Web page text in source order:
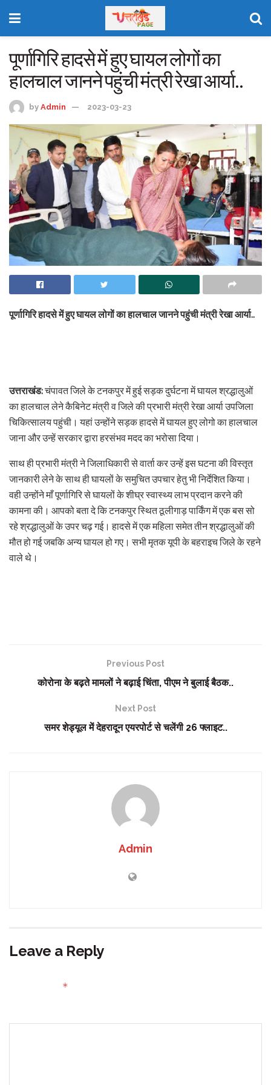
पूर्णागिरि हादसे में हुए घायल लोगों का
हालचाल जानने पहुंची मंत्री रेखा आर्या..
by Admin 2023-03-23
पूर्णागिरि हादसे में हुए घायल लोगों का हालचाल जानने पहुंची मंत्री रेखा आर्या..
उत्तराखंड:चंपावत जिले के टनकपुर में हुई सड़क दुर्घटना में घायल श्रद्धालुओं
का हालचाल लेने कैबिनेट मंत्री व जिले की प्रभारी मंत्री रेखा आर्या उपजिला
चिकित्सालय पहुंची। यहां उन्होंने सड़क हादसे में घायल हुए लोगो का हालचाल
जाना और उन्हें सरकार द्वारा हरसंभव मदद का भरोसा दिया।
साथ ही प्रभारी मंत्री ने जिलाधिकारी से वार्ता कर उन्हें इस घटना की विस्तृत
जानकारी लेने के साथ ही घायलों के समुचित उपचार हेतु भी निर्देशित किया।
वही उन्होंने माँ पूर्णागिरि से घायलों के शीघ्र स्वास्थ्य लाभ प्रदान करने की
कामना की। आपको बता दे कि टनकपुर स्थित ठूलीगाड़ पार्किंग में एक बस सो
रहे श्रद्धालुओं के उपर चढ़ गई। हादसे में एक महिला समेत तीन श्रद्धालुओं की
मौत हो गई जबकि अन्य घायल हो गए। सभी मृतक यूपी के बहराइच जिले के रहने
वाले थे।
Previous Post
कोरोना के बढ़ते मामलों ने बढ़ाई चिंता, पीएम ने बुलाई बैठक..
Next Post
समर शेड्यूल में देहरादून एयरपोर्ट से चलेंगी 26 फ्लाइट..
Admin
Leave a Reply
*